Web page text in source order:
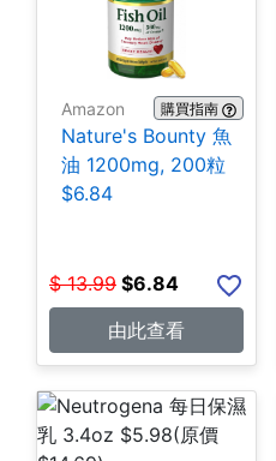
Amazon 購買指南
Nature's Bounty 魚
油 1200mg, 200粒
$6.84
$ 13.99 $6.84
由此查看